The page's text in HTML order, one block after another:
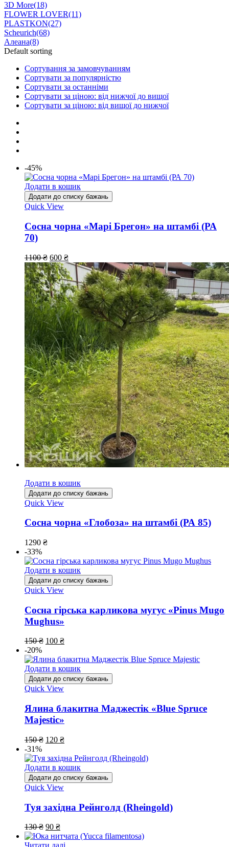
3D More(18)
FLOWER LOVER(11)
PLASTKON(27)
Scheurich(68)
Алеана(8)
Default sorting
Сортування за замовчуванням
Сортувати за популярністю
Сортувати за останніми
Сортувати за ціною: від нижчої до вищої
Сортувати за ціною: від вищої до нижчої
-45%
Додати в кошик
Додати до списку бажань
Quick View
Сосна чорна «Марі Брегон» на штамбі (РА
70)
1100₴ 600 ₴
Додати в кошик
Додати до списку бажань
Quick View
Сосна чорна «Глобоза» на штамбі (РА 85)
1290 ₴
-33%
Додати в кошик
Додати до списку бажань
Quick View
Сосна гірська карликова мугус «Pinus Mugo
Mughus»
150₴ 100 ₴
-20%
Додати в кошик
Додати до списку бажань
Quick View
Ялина блакитна Маджестік «Blue Spruce
Majestic»
150₴ 120 ₴
-31%
Додати в кошик
Додати до списку бажань
Quick View
Туя західна Рейнголд (Rheingold)
130₴ 90 ₴